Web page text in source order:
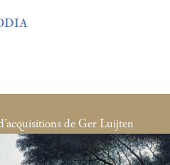
in
de Ger Luijten